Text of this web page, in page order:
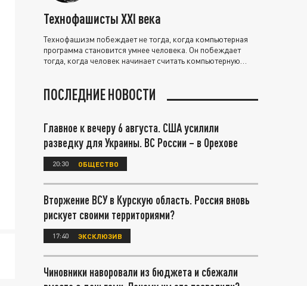
Технофашисты XXI века
Технофашизм побеждает не тогда, когда компьютерная
программа становится умнее человека. Он побеждает
тогда, когда человек начинает считать компьютерную
ПОСЛЕДНИЕ НОВОСТИ
Главное к вечеру 6 августа. США усилили
разведку для Украины. ВС России – в Орехове
20:30 ОБЩЕСТВО
Вторжение ВСУ в Курскую область. Россия вновь
рискует своими территориями?
17:40 ЭКСКЛЮЗИВ
Чиновники наворовали из бюджета и сбежали